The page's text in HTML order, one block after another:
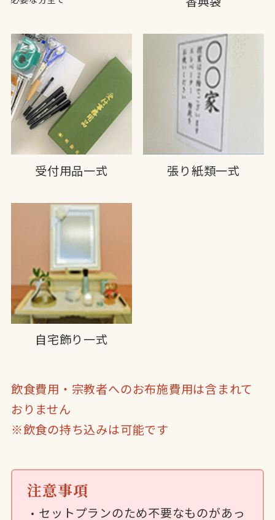
受付用品一式 張り紙類一式
自宅飾り一式
飲食費用・宗教者へのお布施費用は含まれて
おりません
※飲食の持ち込みは可能です
注意事項
セットプランのため不要なものがあっ